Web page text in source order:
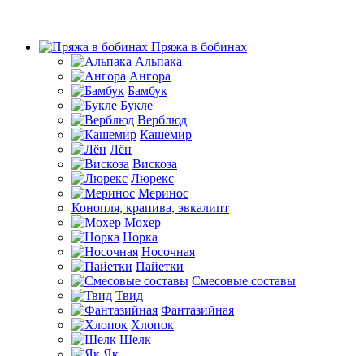
Пряжа в бобинах
Альпака
Ангора
Бамбук
Букле
Верблюд
Кашемир
Лён
Вискоза
Люрекс
Меринос
Конопля, крапива, эвкалипт
Мохер
Норка
Носочная
Пайетки
Смесовые составы
Твид
Фантазийная
Хлопок
Шелк